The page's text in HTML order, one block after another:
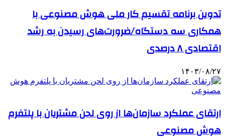
تدوین برنامه تقسیم کار ملی هوش مصنوعی با
همکاری سه دستگاه/ضرورت‌های رسیدن به رشد
اقتصادی ۸ درصدی
۱۴۰۳/۰۸/۲۷
ارتقای عملکرد سازمان‌ها از روی لحن مشتریان با پلتفرم
هوش مصنوعی